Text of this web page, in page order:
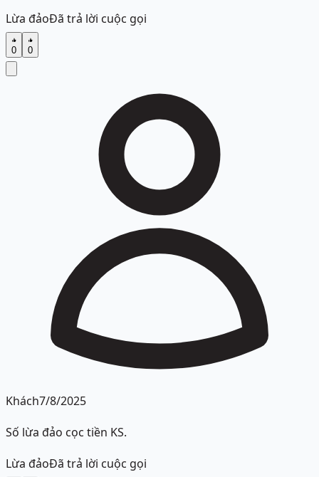
Lừa đảoĐã trả lời cuộc gọi
0 0
Khách7/8/2025
Số lừa đảo cọc tiền KS.
Lừa đảoĐã trả lời cuộc gọi